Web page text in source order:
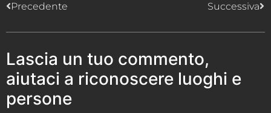
Precedente Successiva
Lascia un tuo commento,
aiutaci a riconoscere luoghi e
persone